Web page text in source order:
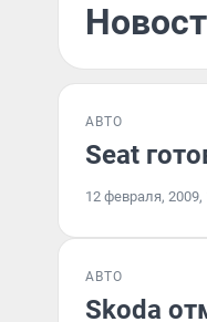
АВТО
Seat
12 февраля, 2009,
АВТО
Skoda